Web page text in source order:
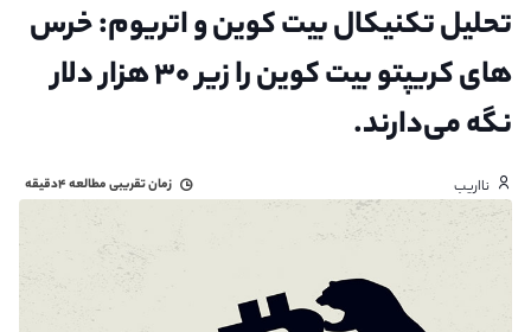
تحلیل تکنیکال بیت کوین و اتریوم: خرس
های کریپتو بیت کوین را زیر ۳۰ هزار دلار
نگه می‌دارند.
نااریب زمان تقریبی مطالعه۴دقیقه